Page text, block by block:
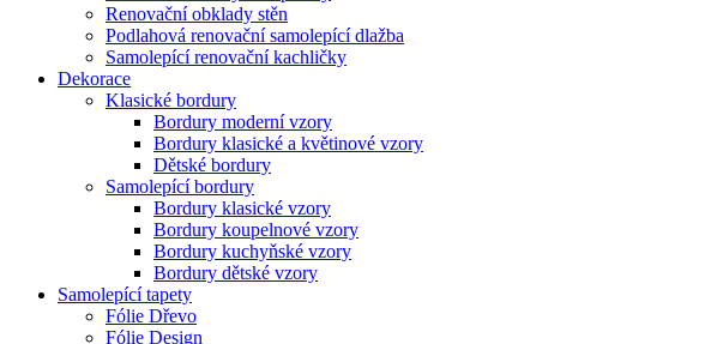
Renovační obklady stěn
Podlahová renovační samolepící dlažba
Samolepící renovační kachličky
Dekorace
Klasické bordury
Bordury moderní vzory
Bordury klasické a květinové vzory
Dětské bordury
Samolepící bordury
Bordury klasické vzory
Bordury koupelnové vzory
Bordury kuchyňské vzory
Bordury dětské vzory
Samolepící tapety
Fólie Dřevo
Fólie Design